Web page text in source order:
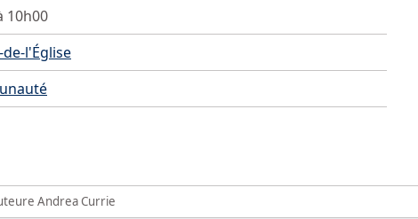
10h00
l'Église
Andrea Currie